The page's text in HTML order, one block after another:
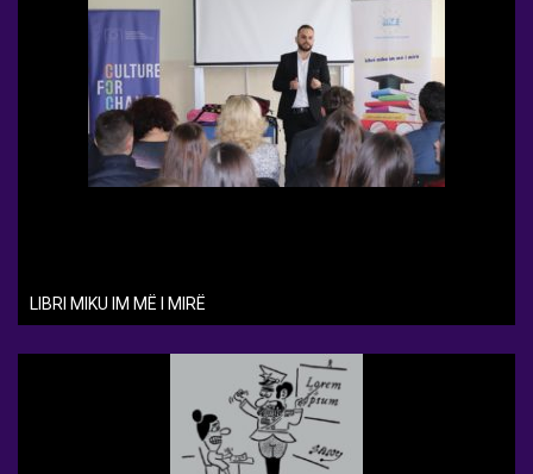
LIBRI MIKU IM MË I MIRË